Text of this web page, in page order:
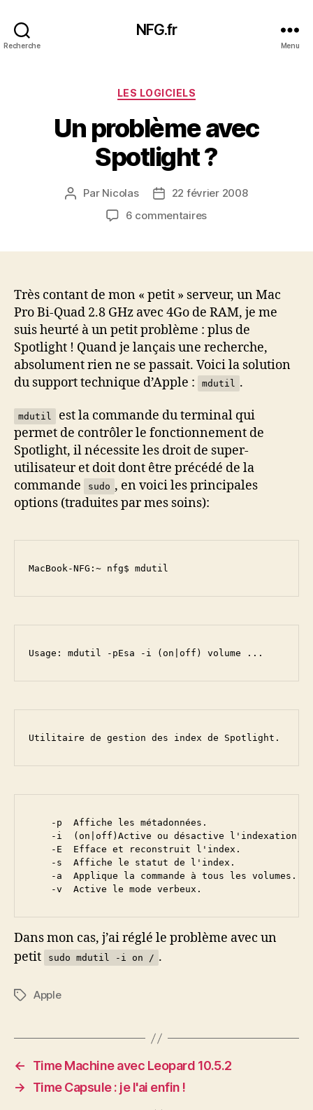
Recherche
NFG.fr
Menu
Catégories
LES LOGICIELS
Un problème avec
Spotlight ?
Auteur
Par Nicolas
Date22 février 2008
6 commentairessur
?
Très contant de mon « petit » serveur, un Mac
Pro Bi-Quad 2.8 GHz avec 4Go de RAM, je me
suis heurté à un petit problème : plus de
Spotlight ! Quand je lançais une recherche,
absolument rien ne se passait. Voici la solution
du support technique d’Apple :
mdutil .
mdutil
est la commande du terminal qui
permet de contrôler le fonctionnement de
Spotlight, il nécessite les droit de super-
utilisateur et doit dont être précédé de la
commande
sudo , en voici les principales
options (traduites par mes soins):
MacBook-NFG:~ nfg$ mdutil
Usage: mdutil -pEsa -i (on|off) volume ...
Utilitaire de gestion des index de Spotlight.
    -p  Affiche les métadonnées.
    -i  (on|off)Active ou désactive l'indexation.
    -E  Efface et reconstruit l'index.
    -s  Affiche le statut de l'index.
    -a  Applique la commande à tous les volumes.
    -v  Active le mode verbeux.
Dans mon cas, j’ai réglé le problème avec un
petit
sudo mdutil -i on / .
Étiquettes
Apple
←
Time Machine avec Leopard 10.5.2
→
Time Capsule : je l'ai enfin !